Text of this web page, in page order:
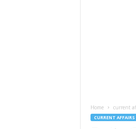
Home current
CURRENT AFFAIRS